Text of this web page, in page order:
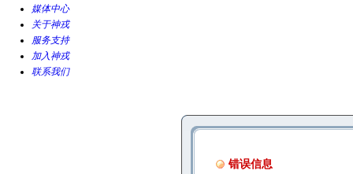
媒体中心
关于神戎
服务支持
加入神戎
联系我们
错误信息